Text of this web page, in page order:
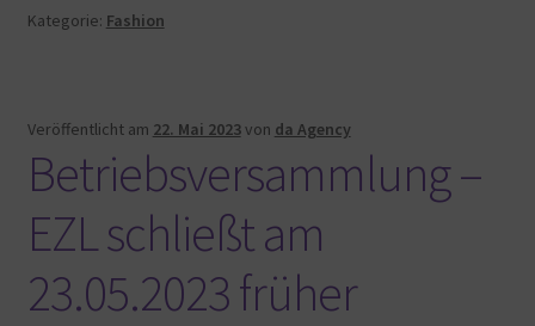
Kategorie: Fashion
Veröffentlicht am 22. Mai 2023von da Agency
Betriebsversammlung –
EZL schließt am
23.05.2023 früher